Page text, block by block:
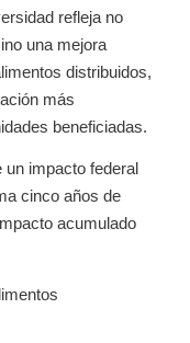
refleja no
una mejora
distribuidos,
más
beneficiadas.
impacto federal
cinco años de
acumulado